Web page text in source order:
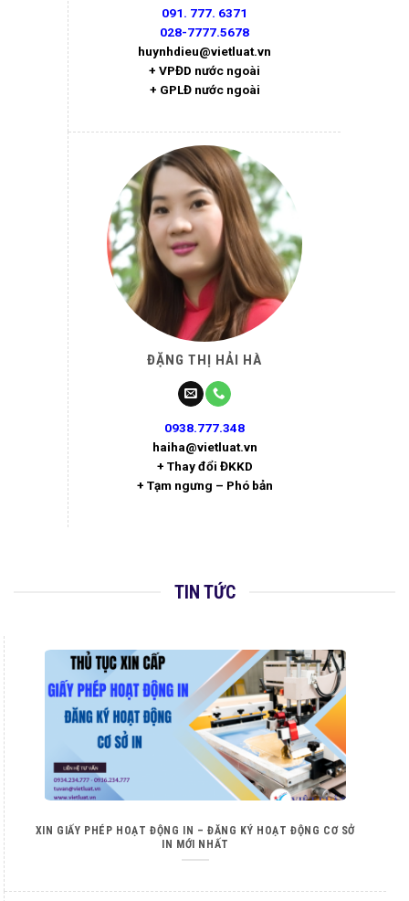
091. 777. 6371
028-7777.5678
huynhdieu@vietluat.vn
+ VPĐD nước ngoài
+ GPLĐ nước ngoài
ĐẶNG THỊ HẢI HÀ
0938.777.348
haiha@vietluat.vn
+ Thay đổi ĐKKD
+ Tạm ngưng – Phó bản
TIN TỨC
XIN GIẤY PHÉP HOẠT ĐỘNG IN – ĐĂNG KÝ HOẠT ĐỘNG CƠ SỞ
IN MỚI NHẤT